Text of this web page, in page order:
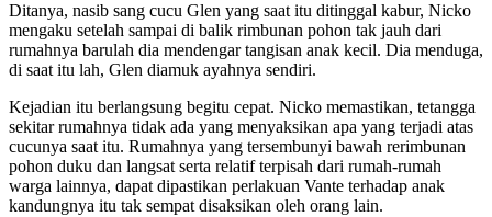
Ditanya, nasib sang cucu Glen yang saat itu ditinggal kabur, Nicko
mengaku setelah sampai di balik rimbunan pohon tak jauh dari
rumahnya barulah dia mendengar tangisan anak kecil. Dia menduga,
di saat itu lah, Glen diamuk ayahnya sendiri.
Kejadian itu berlangsung begitu cepat. Nicko memastikan, tetangga
sekitar rumahnya tidak ada yang menyaksikan apa yang terjadi atas
cucunya saat itu. Rumahnya yang tersembunyi bawah rerimbunan
pohon duku dan langsat serta relatif terpisah dari rumah-rumah
warga lainnya, dapat dipastikan perlakuan Vante terhadap anak
kandungnya itu tak sempat disaksikan oleh orang lain.